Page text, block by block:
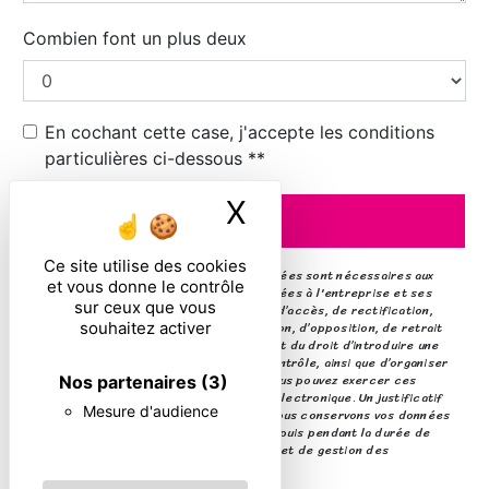
Ce site utilise des cookies
et vous donne le contrôle
sur ceux que vous
souhaitez activer
Nos partenaires (3)
Mesure d'audience
X
Combien font un plus deux
En cochant cette case, j'accepte les conditions
particulières ci-dessous **
ENVOYER
** Les données personnelles communiquées sont nécessaires aux
fins de vous contacter. Elles sont destinées à l'entreprise et ses
sous-traitants. Vous disposez de droits d’accès, de rectification,
d’effacement, de portabilité, de limitation, d’opposition, de retrait
de votre consentement à tout moment et du droit d’introduire une
réclamation auprès d’une autorité de contrôle, ainsi que d’organiser
le sort de vos données post-mortem. Vous pouvez exercer ces
droits par voie postale ou par courrier électronique. Un justificatif
d'identité pourra vous être demandé. Nous conservons vos données
pendant la période de prise de contact puis pendant la durée de
prescription légale aux fins probatoires et de gestion des